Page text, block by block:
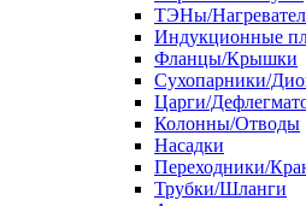
ТЭНы/
Индукционные
Фланцы/Крышки
Сухопарники/
Царги/
Колонны/Отводы
Насадки
Переходники/
Трубки/Шланги